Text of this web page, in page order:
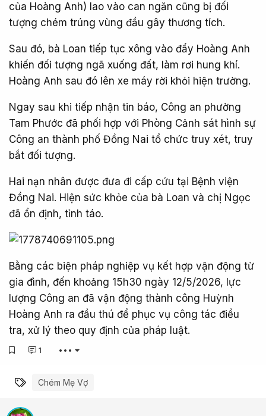
của Hoàng Anh) lao vào can ngăn cũng bị đối
tượng chém trúng vùng đầu gây thương tích.
Sau đó, bà Loan tiếp tục xông vào đẩy Hoàng Anh
khiến đối tượng ngã xuống đất, làm rơi hung khí.
Hoàng Anh sau đó lên xe máy rời khỏi hiện trường.
Ngay sau khi tiếp nhận tin báo, Công an phường
Tam Phước đã phối hợp với Phòng Cảnh sát hình sự
Công an thành phố Đồng Nai tổ chức truy xét, truy
bắt đối tượng.
Hai nạn nhân được đưa đi cấp cứu tại Bệnh viện
Đồng Nai. Hiện sức khỏe của bà Loan và chị Ngọc
đã ổn định, tỉnh táo.
Bằng các biện pháp nghiệp vụ kết hợp vận động từ
gia đình, đến khoảng 15h30 ngày 12/5/2026, lực
lượng Công an đã vận động thành công Huỳnh
Hoàng Anh ra đầu thú để phục vụ công tác điều
tra, xử lý theo quy định của pháp luật.
1 •••
Từ khóa
Chém Mẹ Vợ